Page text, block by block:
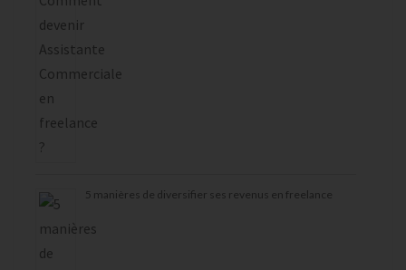
5 manières de diversifier ses revenus en freelance